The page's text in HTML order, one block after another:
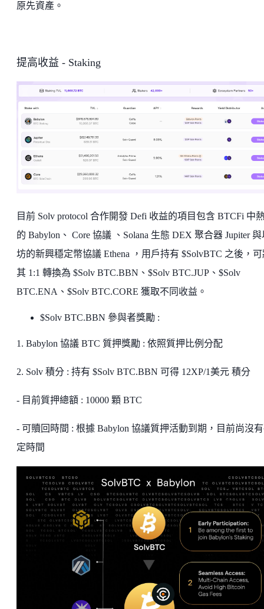
原先資產。
提高收益 - Staking
目前 Solv protocol 合作開發 Defi 收益的項目包含 BTCFi 中
的 Babylon、 Core 協議 、Solana 生態 DEX 聚合器 Jupiter
坊的新興穩定幣協議 Ethena ，用戶持有 $SolvBTC 之後，
其 1:1 轉換為 $Solv BTC.BBN、$Solv BTC.JUP、$Solv
BTC.ENA、$Solv BTC.CORE 獲取不同收益。
$Solv BTC.BBN 參與者獎勵 :
1. Babylon 協議 BTC 質押獎勵 : 依照質押比例分配
2. Solv 積分 : 持有 $Solv BTC.BBN 可得 12XP/1美元 積分
- 目前質押總額 : 10000 顆 BTC
- 可贖回時間 : 根據 Babylon 協議質押活動到期，目前尚沒
定時間